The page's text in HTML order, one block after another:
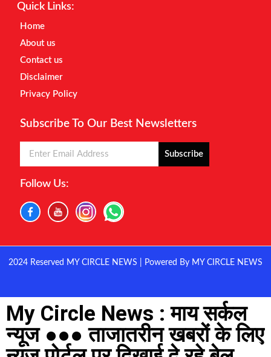
Quick Links:
Home
About us
Contact us
Disclaimer
Privacy Policy
Subscribe To Our Best Newsletters
Subscribe
Follow Us:
2024 Reserved MY CIRCLE NEWS | Powered By MY CIRCLE NEWS
My Circle News : माय सर्कल
न्यूज ●●● ताजातरीन खबरों के लिए